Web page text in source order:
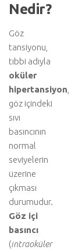
Nedir?
Göz
tansiyonu,
tıbbi adıyla
oküler
hipertansiyon
göz içindeki
sıvı
basıncının
normal
seviyelerin
üzerine
çıkması
durumudur.
Göz içi
basıncı
(intraoküler